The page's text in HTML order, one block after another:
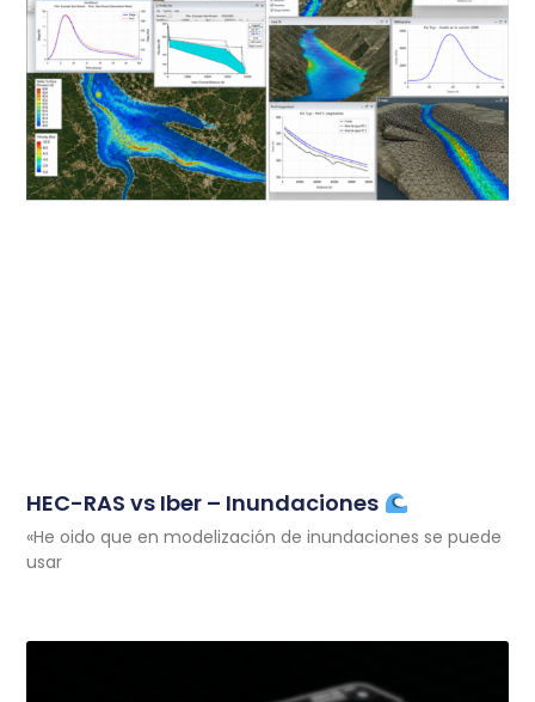
HEC-RAS vs Iber – Inundaciones
«He oido que en modelización de inundaciones se puede
usar